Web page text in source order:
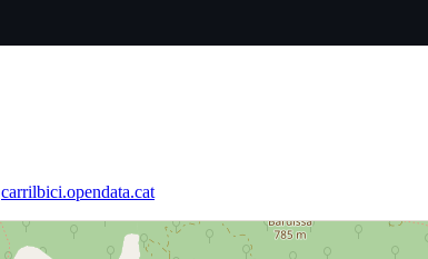
carrilbici.opendata.cat